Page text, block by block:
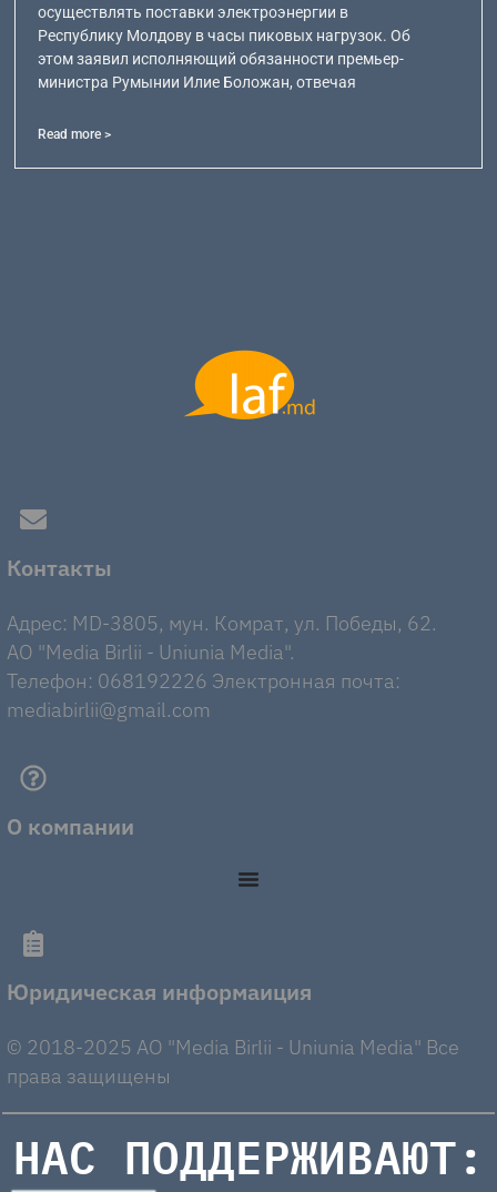
осуществлять поставки электроэнергии в
Республику Молдову в часы пиковых нагрузок. Об
этом заявил исполняющий обязанности премьер-
министра Румынии Илие Боложан, отвечая
Read more >
Контакты
Адрес: MD-3805, мун. Комрат, ул. Победы, 62.
AO "Media Birlii - Uniunia Media".
Телефон: 068192226 Электронная почта:
mediabirlii@gmail.com
О компании
Юридическая информаиция
© 2018-2025 AO "Media Birlii - Uniunia Media" Все
права защищены
НАС ПОДДЕРЖИВАЮТ: